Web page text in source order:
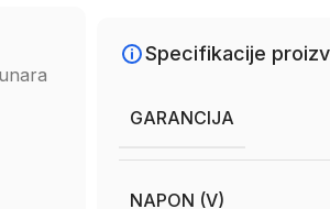
Specifikacije
GARANCIJA
NAPON (V)